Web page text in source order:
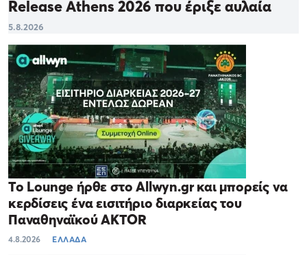
Release Athens 2026 που έριξε αυλαία
5.8.2026
Το Lounge ήρθε στο Allwyn.gr και μπορείς να
κερδίσεις ένα εισιτήριο διαρκείας του
Παναθηναϊκού AKTOR
4.8.2026 ΕΛΛΑΔΑ